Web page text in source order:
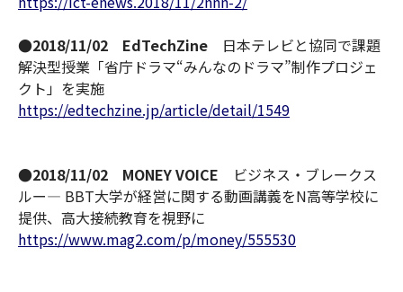
●2018/11/02 EdTechZine 日本テレビと協同で課題
解決型授業「省庁ドラマ“みんなのドラマ”制作プロジェ
クト」を実施
https://edtechzine.jp/article/detail/1549
●2018/11/02 MONEY VOICE ビジネス・ブレークス
ルー— BBT大学が経営に関する動画講義をN高等学校に
提供、高大接続教育を視野に
https://www.mag2.com/p/money/555530